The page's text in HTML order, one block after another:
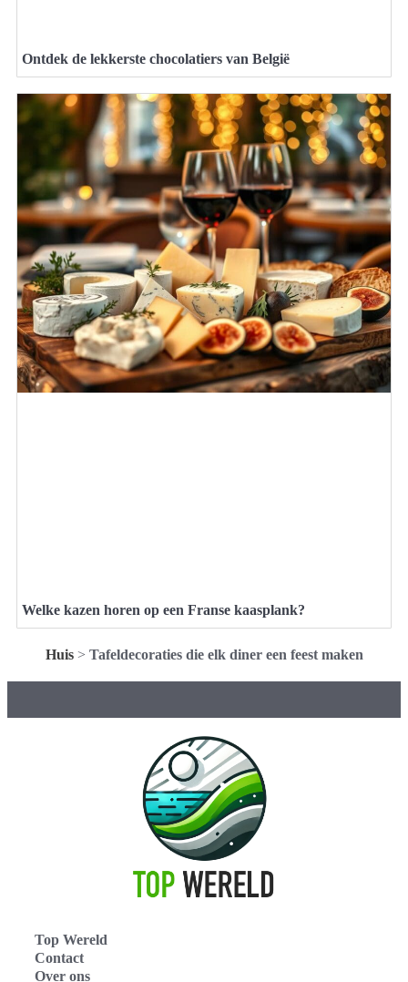
Ontdek de lekkerste chocolatiers van België
Welke kazen horen op een Franse kaasplank?
Huis> Tafeldecoraties die elk diner een feest maken
Top Wereld
Contact
Over ons